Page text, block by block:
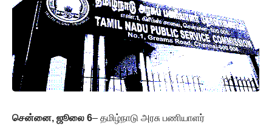
சென்னை, ஜூலை 6– தமிழ்நாடு அரசு பணியாளர்